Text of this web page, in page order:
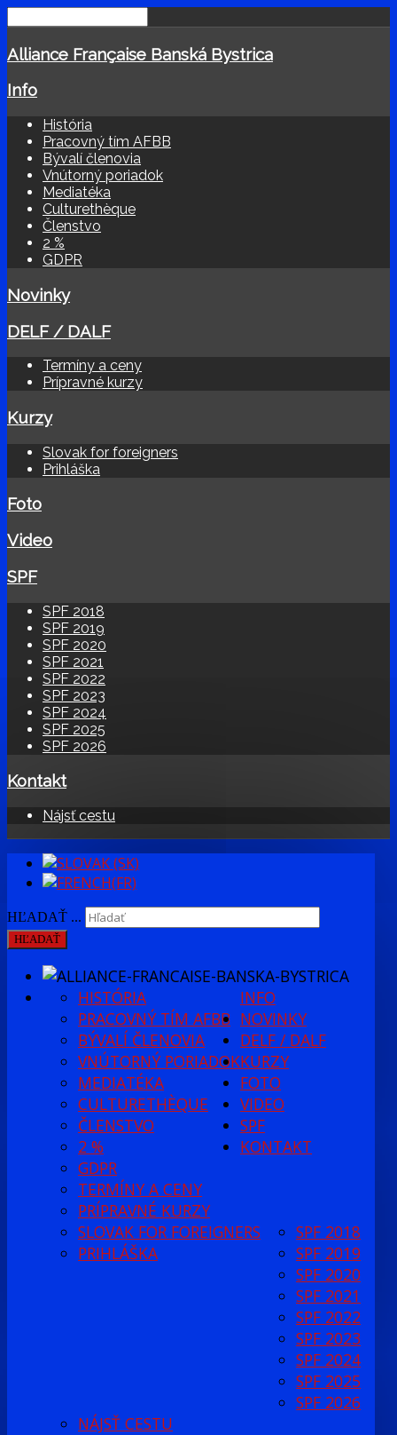
Alliance Française Banská Bystrica
Info
História
Pracovný tím AFBB
Bývalí členovia
Vnútorný poriadok
Mediatéka
Culturethèque
Členstvo
2 %
GDPR
Novinky
DELF / DALF
Termíny a ceny
Prípravné kurzy
Kurzy
Slovak for foreigners
Prihláška
Foto
Video
SPF
SPF 2018
SPF 2019
SPF 2020
SPF 2021
SPF 2022
SPF 2023
SPF 2024
SPF 2025
SPF 2026
Kontakt
Nájsť cestu
HĽADAŤ ...
HĽADAŤ
INFO
HISTÓRIA
PRACOVNÝ TÍM AFBB
BÝVALÍ ČLENOVIA
VNÚTORNÝ PORIADOK
MEDIATÉKA
CULTURETHÈQUE
ČLENSTVO
2 %
GDPR
NOVINKY
DELF / DALF
TERMÍNY A CENY
PRÍPRAVNÉ KURZY
KURZY
SLOVAK FOR FOREIGNERS
PRIHLÁŠKA
FOTO
VIDEO
SPF
SPF 2018
SPF 2019
SPF 2020
SPF 2021
SPF 2022
SPF 2023
SPF 2024
SPF 2025
SPF 2026
KONTAKT
NÁJSŤ CESTU